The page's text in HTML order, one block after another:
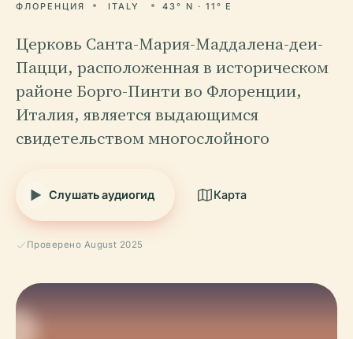
ФЛОРЕНЦИЯ ITALY 43° N · 11° E
Церковь Санта-Мария-Маддалена-деи-
Пацци, расположенная в историческом
районе Борго-Пинти во Флоренции,
Италия, является выдающимся
свидетельством многослойного
Слушать аудиогид Карта
Проверено August 2025